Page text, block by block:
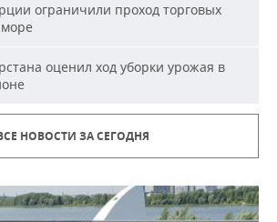
ограничили проход торговых
оценил ход уборки урожая в
НОВОСТИ ЗА СЕГОДНЯ